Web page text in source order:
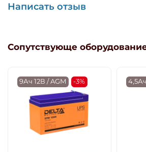
Написать отзыв
Сопутствующе
9Ач 12В / AGM -3%